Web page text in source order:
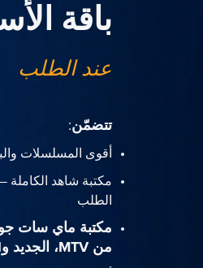
باقة
عند الطلب
تتضمّن:
أقوى المسلسلات
مكتبة شاهد الكاملة
الطلب
مكتبة ماي سات
من MTV، الجديد وLBCI